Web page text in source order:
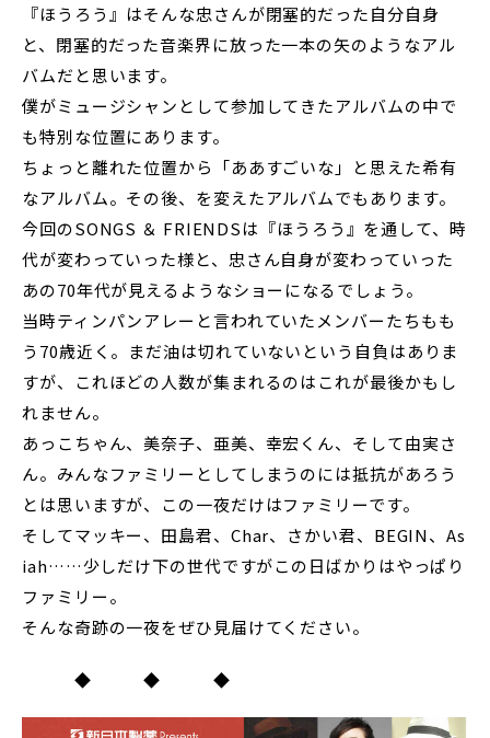
『ほうろう』はそんな忠さんが閉塞的だった自分自身
と、閉塞的だった音楽界に放った一本の矢のようなアル
バムだと思います。
僕がミュージシャンとして参加してきたアルバムの中で
も特別な位置にあります。
ちょっと離れた位置から「ああすごいな」と思えた希有
なアルバム。その後、を変えたアルバムでもあります。
今回のSONGS ＆ FRIENDSは『ほうろう』を通して、時
代が変わっていった様と、忠さん自身が変わっていった
あの70年代が見えるようなショーになるでしょう。
当時ティンパンアレーと言われていたメンバーたちもも
う70歳近く。まだ油は切れていないという自負はありま
すが、これほどの人数が集まれるのはこれが最後かもし
れません。
あっこちゃん、美奈子、亜美、幸宏くん、そして由実さ
ん。みんなファミリーとしてしまうのには抵抗があろう
とは思いますが、この一夜だけはファミリーです。
そしてマッキー、田島君、Char、さかい君、BEGIN、As
iah……少しだけ下の世代ですがこの日ばかりはやっぱり
ファミリー。
そんな奇跡の一夜をぜひ見届けてください。
◆ ◆ ◆